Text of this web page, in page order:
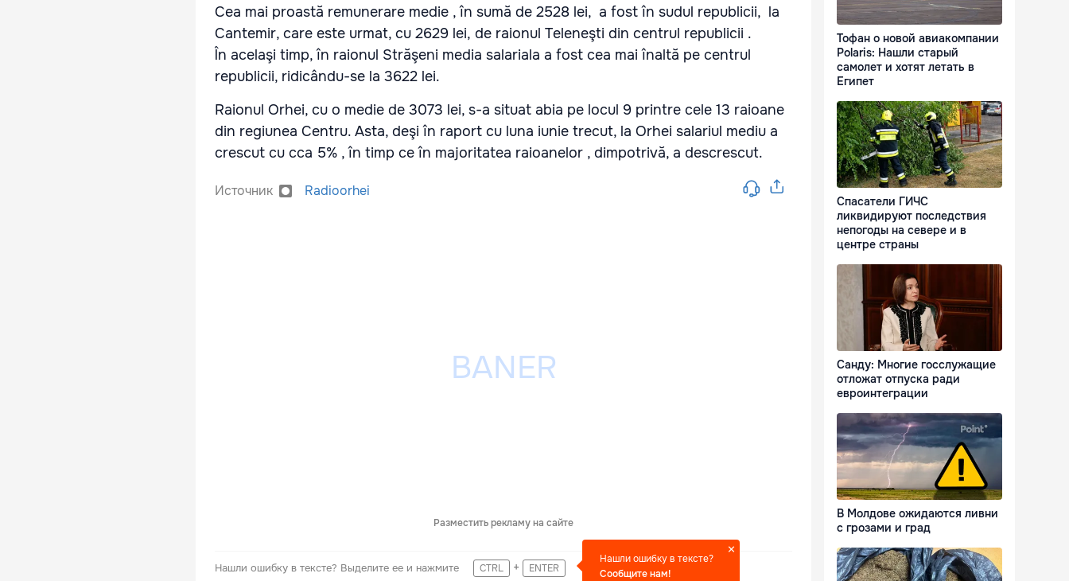
Cea mai proastă remunerare medie , în sumă de 2528 lei, a fost în sudul republicii, la
Cantemir, care este urmat, cu 2629 lei, de raionul Teleneşti din centrul republicii .
În acelaşi timp, în raionul Străşeni media salariala a fost cea mai înaltă pe centrul
republicii, ridicându-se la 3622 lei.
Raionul Orhei, cu o medie de 3073 lei, s-a situat abia pe locul 9 printre cele 13 raioane
din regiunea Centru. Asta, deşi în raport cu luna iunie trecut, la Orhei salariul mediu a
crescut cu cca 5% , în timp ce în majoritatea raioanelor , dimpotrivă, a descrescut.
Источник Radioorhei
Разместить рекламу на сайте
Нашли ошибку в тексте? Выделите ее и нажмите CTRL + ENTER
Нашли ошибку в тексте?
Сообщите нам!
Тофан о новой авиакомпании
Polaris: Нашли старый
самолет и хотят летать в
Египет
Спасатели ГИЧС
ликвидируют последствия
непогоды на севере и в
центре страны
Санду: Многие госслужащие
отложат отпуска ради
евроинтеграции
В Молдове ожидаются ливни
с грозами и град